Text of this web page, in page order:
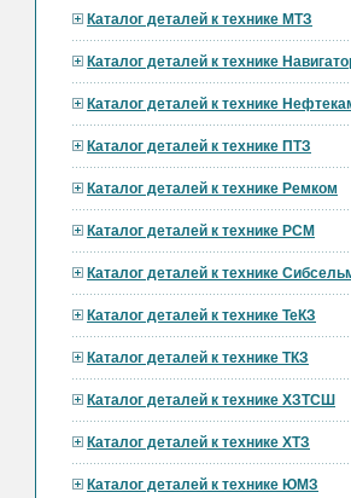
Каталог деталей к технике МТЗ
Каталог деталей к технике
Каталог деталей к технике
Каталог деталей к технике ПТЗ
Каталог деталей к технике Ремком
Каталог деталей к технике РСМ
Каталог деталей к технике
Каталог деталей к технике ТеКЗ
Каталог деталей к технике ТКЗ
Каталог деталей к технике ХЗТСШ
Каталог деталей к технике ХТЗ
Каталог деталей к технике ЮМЗ